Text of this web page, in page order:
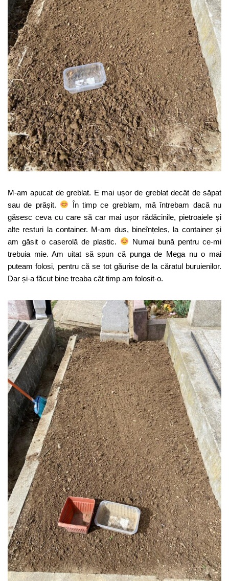
M-am apucat de greblat. E mai ușor de greblat decât de săpat
sau de prășit.
În timp ce greblam, mă întrebam dacă nu
găsesc ceva cu care să car mai ușor rădăcinile, pietroaiele și
alte resturi la container. M-am dus, bineînțeles, la container și
am găsit o caserolă de plastic.
Numai bună pentru ce-mi
trebuia mie. Am uitat să spun că punga de Mega nu o mai
puteam folosi, pentru că se tot găurise de la căratul buruienilor.
Dar și-a făcut bine treaba cât timp am folosit-o.